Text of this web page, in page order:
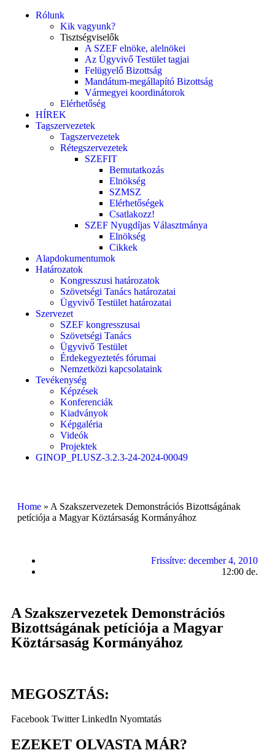
Rólunk
Kik vagyunk?
Tisztségviselők
A SZEF elnöke, alelnökei
Az Ügyvivő Testület tagjai
Felügyelő Bizottság
Mandátum-megállapító Bizottság
Vármegyei koordinátorok
Elérhetőség
HÍREK
Tagszervezetek
Tagszervezetek
Rétegszervezetek
SZEFIT
Bemutatkozás
Elnökség
SZMSZ
Elérhetőségek
Csatlakozz!
SZEF Nyugdíjas Választmánya
Elnökség
Cikkek
Alapdokumentumok
Határozatok
Kongresszusi határozatok
Szövetségi Tanács határozatai
Ügyvivő Testület határozatai
Szervezet
SZEF kongresszusai
Szövetségi Tanács
Ügyvivő Testület
Érdekegyeztetés fórumai
Nemzetközi kapcsolataink
Tevékenység
Képzések
Konferenciák
Kiadványok
Képgaléria
Videók
Projektek
GINOP_PLUSZ-3.2.3-24-2024-00049
Home » A Szakszervezetek Demonstrációs Bizottságának
petíciója a Magyar Köztársaság Kormányához
Frissítve: december 4, 2010
12:00 de.
A Szakszervezetek Demonstrációs
Bizottságának petíciója a Magyar
Köztársaság Kormányához
MEGOSZTÁS:
Facebook Twitter LinkedIn Nyomtatás
EZEKET OLVASTA MÁR?